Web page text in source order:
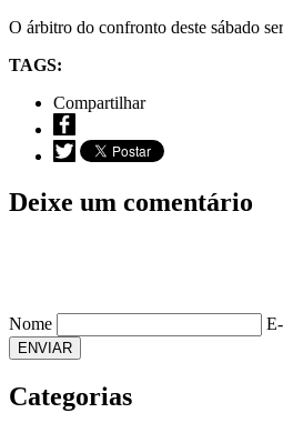
O árbitro do confronto deste sábado
TAGS:
Compartilhar
Deixe um comentário
Nome
ENVIAR
Categorias